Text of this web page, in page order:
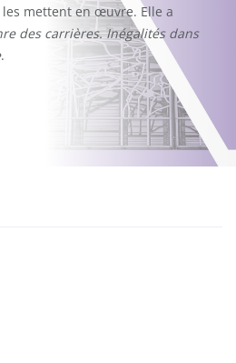
mettent en œuvre. Elle a
des carrières. Inégalités dans
.